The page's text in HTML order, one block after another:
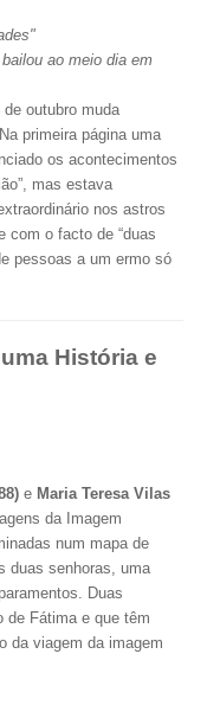
ao meio dia em
outubro muda
Na primeira página uma
os acontecimentos
mas estava
nos astros
com o facto de “duas
pessoas a um ermo só
História e
e Maria Teresa Vilas
da Imagem
num mapa de
duas senhoras, uma
Duas
de Fátima e que têm
da viagem da imagem